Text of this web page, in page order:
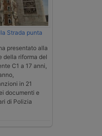
Strada punta
presentato alla
della riforma del
C1 a 17 anni,
in 21
documenti e
di Polizia